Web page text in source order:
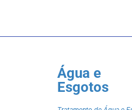
Água e
Esgotos